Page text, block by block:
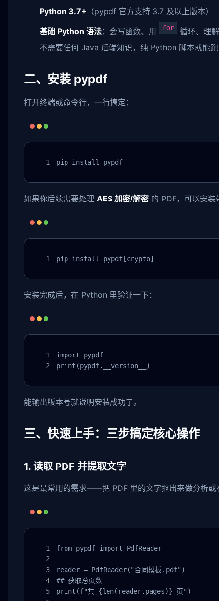
Python 3.7+ （pypdf 官方支持 3.7 及以上版本）
基础 Python 语法：会写函数、用 for
循环、理
不需要任何 Java 后端知识，纯 Python 脚本就能跑
二、安装 pypdf
打开终端或命令行，一行搞定：
pip install pypdf
如果你后续需要处理 AES 加密/解密 的 PDF，可以安
pip install pypdf[crypto]
安装完成后，在 Python 里验证一下：
import pypdf
print(pypdf.__version__)
能输出版本号就说明安装成功了。
三、快速上手：三步搞定核心操作
1. 读取 PDF 并提取文字
这是最常用的需求——把 PDF 里的文字抠出来做分析或
from pypdf import PdfReader
reader = PdfReader("合同模板.pdf")
## 获取总页数
print(f"共 {len(reader.pages)} 页")